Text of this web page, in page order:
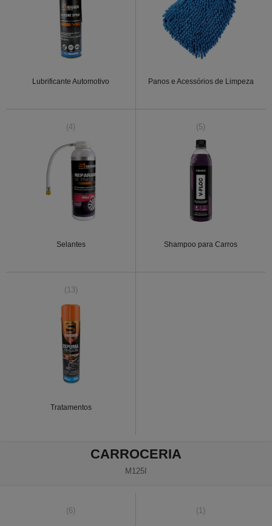
Lubrificante Automotivo Panos e Acessórios de Limpeza
(4)
Selantes
(5)
Shampoo para Carros
(13)
Tratamentos
CARROCERIA
M125I
(6) (1)